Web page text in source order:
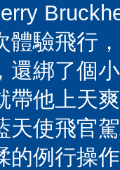
體驗飛行
還綁了個
帶他上天
天使飛官
的例行操